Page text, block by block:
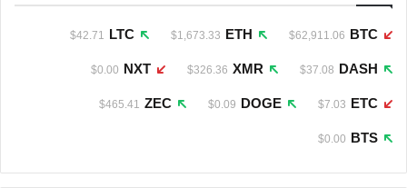
BTC
$62,911.06
ETH
$1,673.33
LTC
$42.71
DASH
$37.08
XMR
$326.36
NXT
$0.00
ETC
$7.03
DOGE
$0.09
ZEC
$465.41
BTS
$0.00